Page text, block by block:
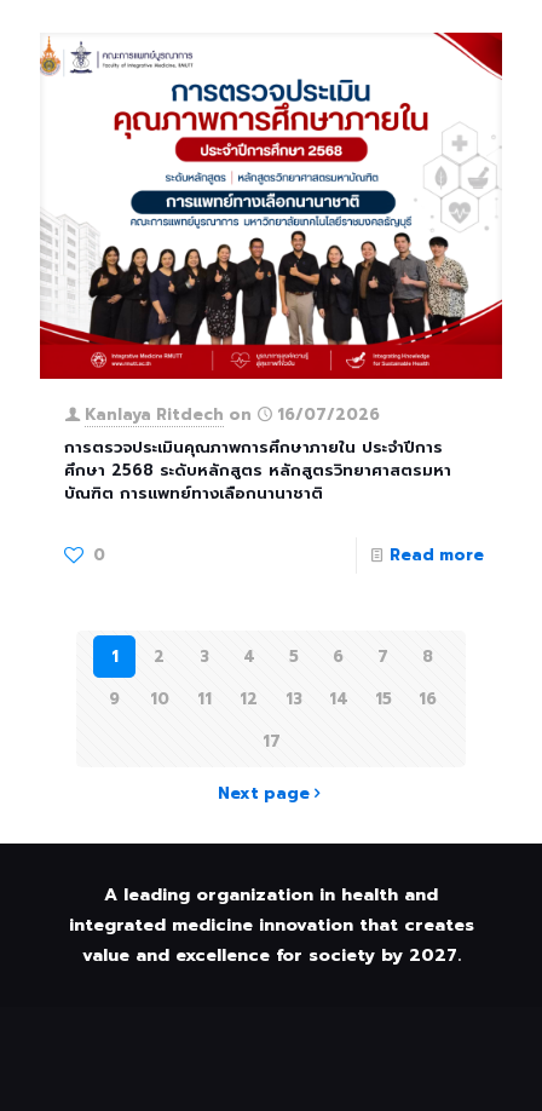
Kanlaya Ritdech on
16/07/2026
การตรวจประเมินคุณภาพการศึกษาภายใน ประจำปีการ
ศึกษา 2568 ระดับหลักสูตร หลักสูตรวิทยาศาสตรมหา
บัณฑิต การแพทย์ทางเลือกนานาชาติ
0 Read more
1 2 3 4 5 6 7
8
9
10 11 12 13 14 15
16
17
Next page
A leading organization in health and
integrated medicine innovation that creates
value and excellence for society by 2027.